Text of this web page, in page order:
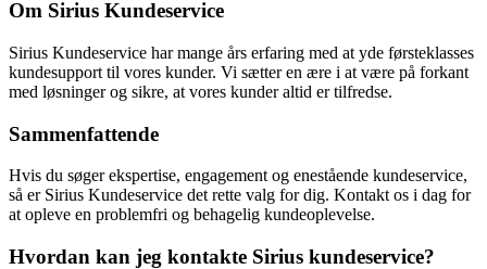
Om Sirius Kundeservice
Sirius Kundeservice har mange års erfaring med at yde førsteklasses
kundesupport til vores kunder. Vi sætter en ære i at være på forkant
med løsninger og sikre, at vores kunder altid er tilfredse.
Sammenfattende
Hvis du søger ekspertise, engagement og enestående kundeservice,
så er Sirius Kundeservice det rette valg for dig. Kontakt os i dag for
at opleve en problemfri og behagelig kundeoplevelse.
Hvordan kan jeg kontakte Sirius kundeservice?